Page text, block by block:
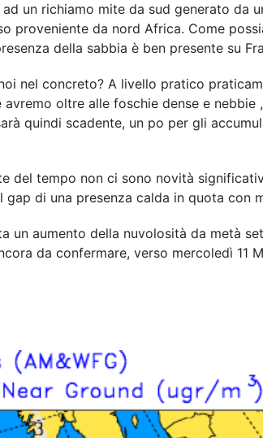
un richiamo mite da sud generato da
proveniente da nord Africa. Come
della sabbia è ben presente su
nel concreto? A livello pratico
oltre alle foschie dense e
quindi scadente, un po per gli
del tempo non ci sono novità
di una presenza calda in quota con
un aumento della nuvolosità da metà
da confermare, verso mercoledì 11